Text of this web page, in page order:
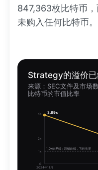
847,363枚比特币
未购入任何比特币。
Strategy的溢价已
来源：SEC文件及市场
比特币的市值比率
4x
2x
1x
0
1.0x临界线：跌破此线，飞轮失灵
3.89x
2024年11月